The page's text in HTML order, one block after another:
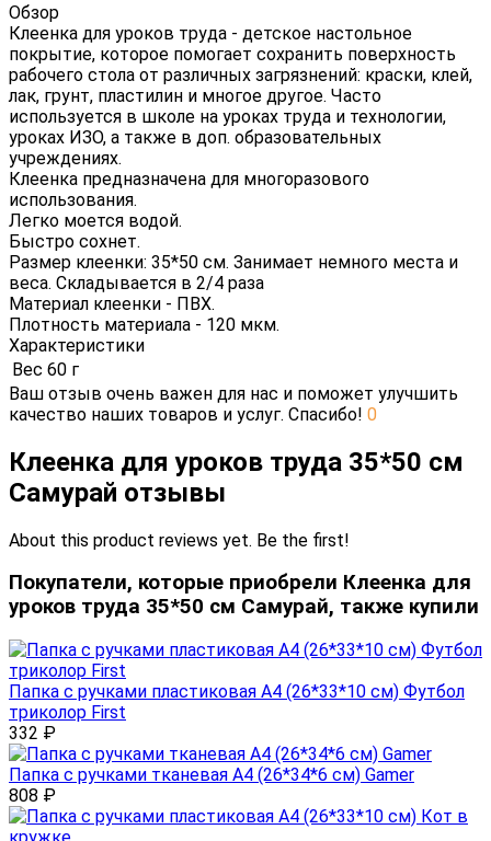
Обзор
Клеенка для уроков труда - детское настольное
покрытие, которое помогает сохранить поверхность
рабочего стола от различных загрязнений: краски, клей,
лак, грунт, пластилин и многое другое. Часто
используется в школе на уроках труда и технологии,
уроках ИЗО, а также в доп. образовательных
учреждениях.
Клеенка предназначена для многоразового
использования.
Легко моется водой.
Быстро сохнет.
Размер клеенки: 35*50 см. Занимает немного места и
веса. Складывается в 2/4 раза
Материал клеенки - ПВХ.
Плотность материала - 120 мкм.
Характеристики
Вес 60 г
Ваш отзыв очень важен для нас и поможет улучшить
качество наших товаров и услуг. Спасибо! 0
Клеенка для уроков труда 35*50 см
Самурай отзывы
About this product reviews yet. Be the first!
Покупатели, которые приобрели Клеенка для
уроков труда 35*50 см Самурай, также купили
Папка с ручками пластиковая А4 (26*33*10 см) Футбол
триколор First
332 ₽
Папка с ручками тканевая А4 (26*34*6 см) Gamer
808 ₽